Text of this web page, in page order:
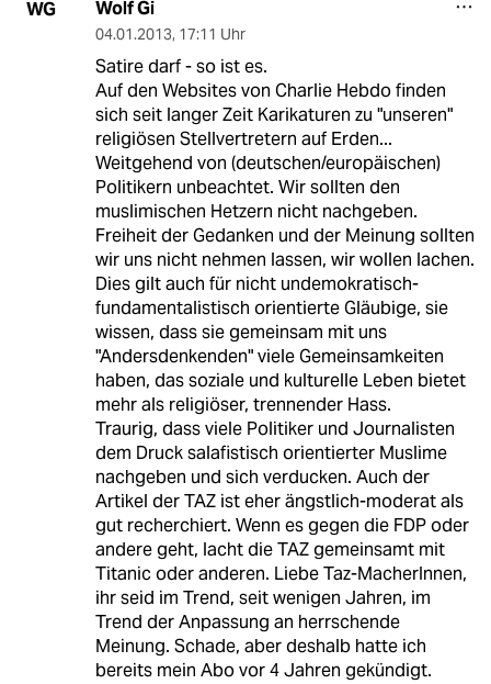
WG Wolf Gi
04.01.2013, 17:11 Uhr
Satire darf - so ist es.
Auf den Websites von Charlie Hebdo finden
sich seit langer Zeit Karikaturen zu "unseren"
religiösen Stellvertretern auf Erden...
Weitgehend von (deutschen/europäischen)
Politikern unbeachtet. Wir sollten den
muslimischen Hetzern nicht nachgeben.
Freiheit der Gedanken und der Meinung sollten
wir uns nicht nehmen lassen, wir wollen lachen.
Dies gilt auch für nicht undemokratisch-
fundamentalistisch orientierte Gläubige, sie
wissen, dass sie gemeinsam mit uns
"Andersdenkenden" viele Gemeinsamkeiten
haben, das soziale und kulturelle Leben bietet
mehr als religiöser, trennender Hass.
Traurig, dass viele Politiker und Journalisten
dem Druck salafistisch orientierter Muslime
nachgeben und sich verducken. Auch der
Artikel der TAZ ist eher ängstlich-moderat als
gut recherchiert. Wenn es gegen die FDP oder
andere geht, lacht die TAZ gemeinsamt mit
Titanic oder anderen. Liebe Taz-MacherInnen,
ihr seid im Trend, seit wenigen Jahren, im
Trend der Anpassung an herrschende
Meinung. Schade, aber deshalb hatte ich
bereits mein Abo vor 4 Jahren gekündigt.